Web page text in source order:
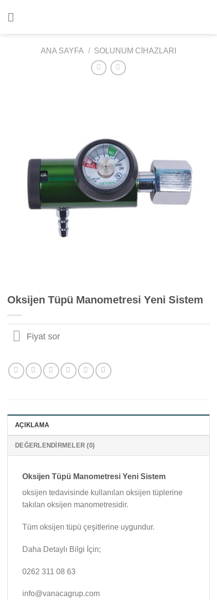
ANA SAYFA / SOLUNUM CIHAZLARI
Oksijen Tüpü Manometresi Yeni Sistem
Fiyat sor
AÇIKLAMA
DEĞERLENDIRMELER (0)
Oksijen Tüpü Manometresi Yeni Sistem
oksijen tedavisinde kullanılan oksijen tüplerine
takılan oksijen manometresidir.
Tüm oksijen tüpü çeşitlerine uygundur.
Daha Detaylı Bilgi İçin;
0262 311 08 63
info@vanacagrup.com